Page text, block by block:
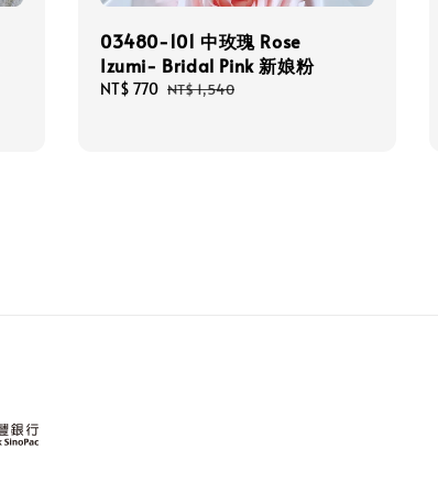
03480-101 中玫瑰 Rose
Izumi- Bridal Pink 新娘粉
Sale
NT$ 770 Regular
NT$ 1,540